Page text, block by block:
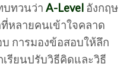
ทวนว่า A-Level อังกฤษ
ที่หลายคนเข้าใจคลาด
การมองข้อสอบให้ลึก
รียนปรับวิธีคิดและวิธี